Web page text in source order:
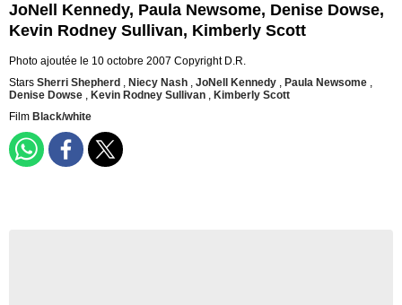
JoNell Kennedy, Paula Newsome, Denise Dowse,
Kevin Rodney Sullivan, Kimberly Scott
Photo ajoutée le 10 octobre 2007 Copyright D.R.
Stars Sherri Shepherd , Niecy Nash , JoNell Kennedy , Paula Newsome ,
Denise Dowse , Kevin Rodney Sullivan , Kimberly Scott
Film Black/white